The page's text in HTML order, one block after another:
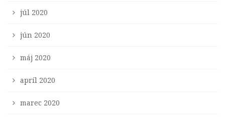
júl 2020
jún 2020
máj 2020
apríl 2020
marec 2020